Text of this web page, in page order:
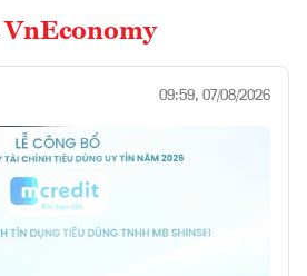
VnEconomy
09:59, 07/08/2026